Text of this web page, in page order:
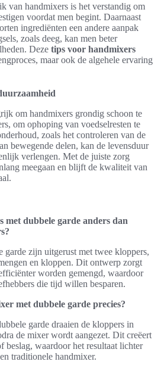
van handmixers is het verstandig om
voordat men begint. Daarnaast
ingrediënten een andere aanpak
zoals deeg, kan men beter
Deze tips voor handmixers
maar ook de algehele ervaring
om handmixers grondig schoon te
om ophoping van voedselresten te
zoals het controleren van de
bewegende delen, kan de levensduur
verlengen. Met de juiste zorg
meegaan en blijft de kwaliteit van
met dubbele garde anders dan
garde zijn uitgerust met twee kloppers,
en kloppen. Dit ontwerp zorgt
worden gemengd, waardoor
die tijd willen besparen.
met dubbele garde precies?
garde draaien de kloppers in
de mixer wordt aangezet. Dit creëert
beslag, waardoor het resultaat lichter
traditionele handmixer.